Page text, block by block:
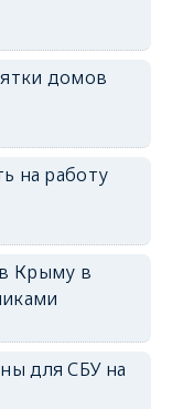
домов
на работу
Крыму в
для СБУ на